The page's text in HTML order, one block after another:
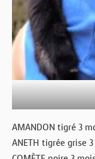
AMANDON tigré 3
ANETH tigrée grise